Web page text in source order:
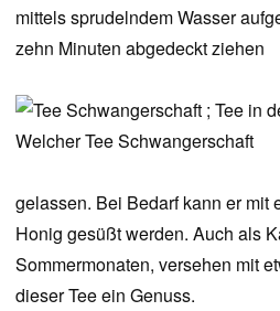
mittels sprudelndem Wasser
zehn Minuten abgedeckt ziehen
gelassen. Bei Bedarf kann er mit
Honig gesüßt werden. Auch als
Sommermonaten, versehen mit
dieser Tee ein Genuss.